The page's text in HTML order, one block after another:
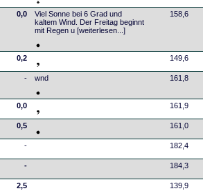
0,0
Viel Sonne bei 6 Grad und
kaltem Wind. Der Freitag beginnt
mit Regen u [weiterlesen...]
158,6
0,2 149,6
- wnd 161,8
0,0 161,9
0,5 161,0
- 182,4
- 184,3
2,5 139,9